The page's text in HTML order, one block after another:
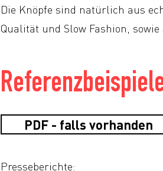
Die Knöpfe sind natürlich aus
Qualität und Slow Fashion,
PDF - falls vorhanden
Presseberichte: